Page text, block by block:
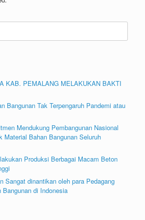
KAB. PEMALANG MELAKUKAN BAKTI
Bangunan Tak Terpengaruh Pandemi atau
Mendukung Pembangunan Nasional
Material Bahan Bangunan Seluruh
Produksi Berbagai Macam Beton
Sangat dinantikan oleh para Pedagang
di Indonesia